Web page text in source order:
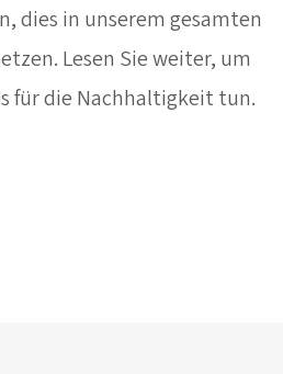
dies in unserem gesamten
Lesen Sie weiter, um
für die Nachhaltigkeit tun.